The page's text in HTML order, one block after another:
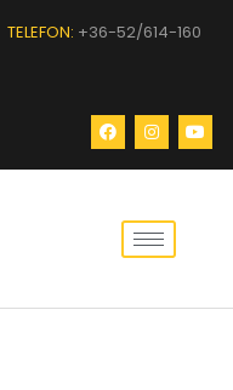
TELEFON: +36-52/614-160